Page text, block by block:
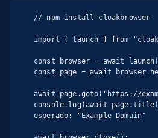
// npm install cloakbrowser
import { launch } from
const browser = await
const page = await
await page.goto("https://
console.log(await
esperado: "Example Domain"